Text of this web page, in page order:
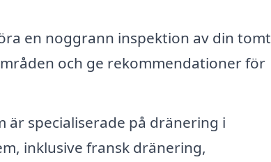
en noggrann inspektion av din tomt
och ge rekommendationer för
är specialiserade på dränering i
inklusive fransk dränering,